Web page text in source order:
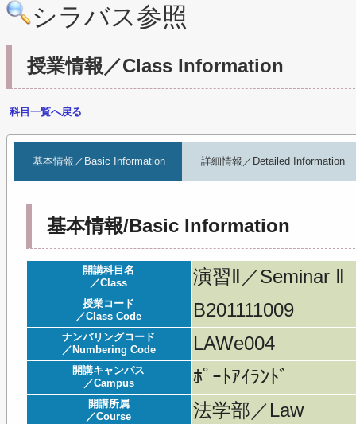
シラバス参照
授業情報／Class Information
科目一覧へ戻る
基本情報／Basic Information 詳細情報／Detailed Information
基本情報/Basic Information
開講科目名
／Class
演習Ⅱ／Seminar Ⅱ
授業コード
／Class Code
B201111009
ナンバリングコード
／Numbering Code
LAWe004
開講キャンパス
／Campus
ﾎﾟｰﾄｱｲﾗﾝﾄﾞ
開講所属
／Course
法学部／Law